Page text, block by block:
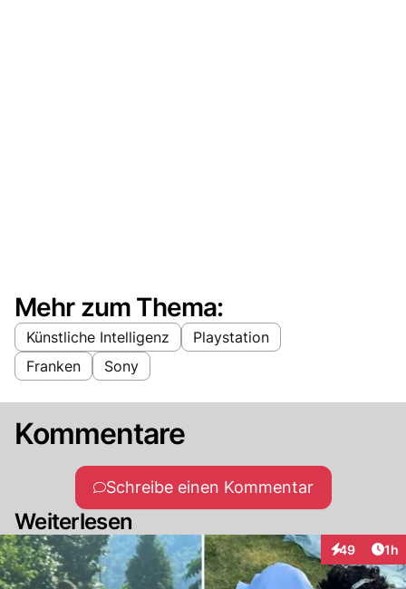
Mehr zum Thema:
Künstliche Intelligenz
Playstation
Franken
Sony
Kommentare
Schreibe einen Kommentar
Weiterlesen
49
Interaktionen
1h